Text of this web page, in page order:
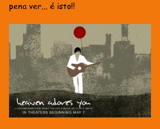
pena ver... é isto!!